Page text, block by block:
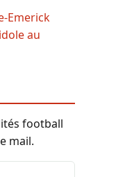
Emerick
au
football
mail.